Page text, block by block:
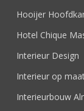
Hooijer
Hotel Chique
Interieur Design
Interieur op
Interieurbouw